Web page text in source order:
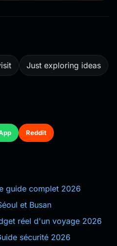
Just exploring ideas
Reddit
guide complet 2026
et Busan
réel d'un voyage 2026
sécurité 2026